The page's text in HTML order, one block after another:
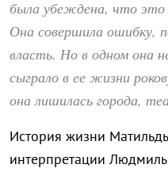
была убеждена, что это
Она совершила ошибку,
власть. Но в одном она
сыграло в ее жизни
она лишилась города,
История жизни
интерпретации